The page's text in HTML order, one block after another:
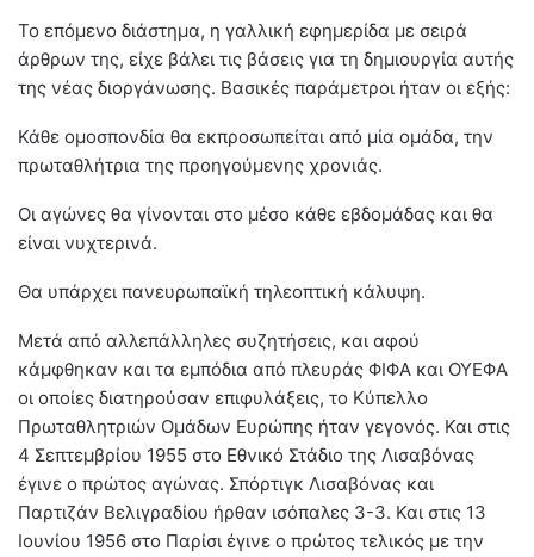
Το επόμενο διάστημα, η γαλλική εφημερίδα με σειρά
άρθρων της, είχε βάλει τις βάσεις για τη δημιουργία αυτής
της νέας διοργάνωσης. Βασικές παράμετροι ήταν οι εξής:
Κάθε ομοσπονδία θα εκπροσωπείται από μία ομάδα, την
πρωταθλήτρια της προηγούμενης χρονιάς.
Οι αγώνες θα γίνονται στο μέσο κάθε εβδομάδας και θα
είναι νυχτερινά.
Θα υπάρχει πανευρωπαϊκή τηλεοπτική κάλυψη.
Μετά από αλλεπάλληλες συζητήσεις, και αφού
κάμφθηκαν και τα εμπόδια από πλευράς ΦΙΦΑ και ΟΥΕΦΑ
οι οποίες διατηρούσαν επιφυλάξεις, το Κύπελλο
Πρωταθλητριών Ομάδων Ευρώπης ήταν γεγονός. Και στις
4 Σεπτεμβρίου 1955 στο Εθνικό Στάδιο της Λισαβόνας
έγινε ο πρώτος αγώνας. Σπόρτιγκ Λισαβόνας και
Παρτιζάν Βελιγραδίου ήρθαν ισόπαλες 3-3. Και στις 13
Ιουνίου 1956 στο Παρίσι έγινε ο πρώτος τελικός με την